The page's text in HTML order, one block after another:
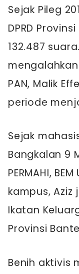
Sejak Pileg
DPRD
132.487
PAN, Malik
periode
Sejak
Bangkalan 9
PERMAHI,
kampus,
Ikatan
Provinsi
Benih aktivis